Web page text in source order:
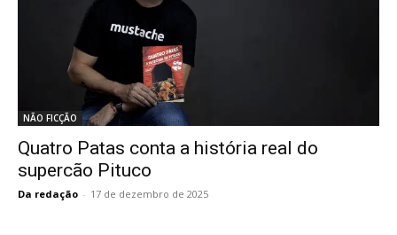
NÃO FICÇÃO
Quatro Patas conta a história real do
supercão Pituco
Da redação - 17 de dezembro de 2025